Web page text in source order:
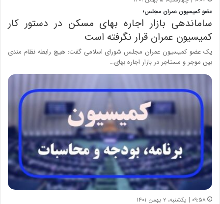
عضو کمیسیون عمران مجلس؛
ساماندهی بازار اجاره بهای مسکن در دستور کار
کمیسیون عمران قرار نگرفته است
یک عضو کمیسیون عمران مجلس شورای اسلامی گفت: هیچ رابطه نظام مندی
بین موجر و مستاجر در بازار اجاره بهای…
۰۹:۵۸ | یکشنبه، ۲ بهمن ۱۴۰۱